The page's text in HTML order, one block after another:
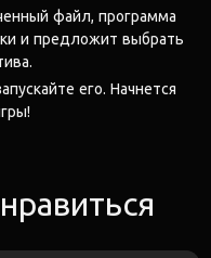
файл, программа
и предложит выбрать
его. Начнется